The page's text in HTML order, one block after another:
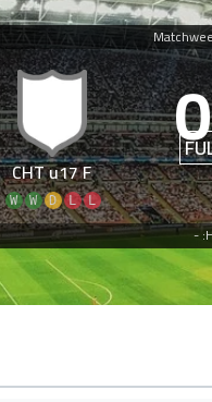
0
CHT u17 F
L
L
D
W
W